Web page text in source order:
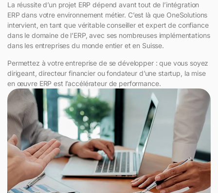
La réussite d’un projet ERP dépend avant tout de l’intégration
ERP dans votre environnement métier. C’est là que OneSolutions
intervient, en tant que véritable conseiller et expert de confiance
dans le domaine de l’ERP, avec ses nombreuses implémentations
dans les entreprises du monde entier et en Suisse.
Permettez à votre entreprise de se développer : que vous soyez
dirigeant, directeur financier ou fondateur d’une startup, la mise
en œuvre ERP est l’accélérateur de performance.